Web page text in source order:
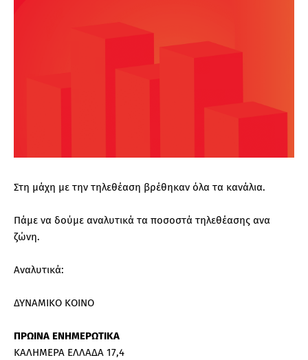
Στη μάχη με την τηλεθέαση βρέθηκαν όλα τα κανάλια.
Πάμε να δούμε αναλυτικά τα ποσοστά τηλεθέασης ανα
ζώνη.
Αναλυτικά:
ΔΥΝΑΜΙΚΟ ΚΟΙΝΟ
ΠΡΩΙΝΑ ΕΝΗΜΕΡΩΤΙΚΑ
ΚΑΛΗΜΕΡΑ ΕΛΛΑΔΑ 17,4